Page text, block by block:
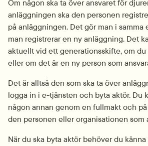
Om någon ska ta över ansvaret för
anläggningen ska den personen
på anläggningen. Det gör man i samma
man registrerar en ny anläggning. Det
aktuellt vid ett generations­skifte, om
eller om det är en ny person som
Det är alltså den som ska ta över
logga in i e-tjänsten och byta aktör. Du
någon annan genom en fullmakt och
den personen eller organisationen som
När du ska byta aktör behöver du